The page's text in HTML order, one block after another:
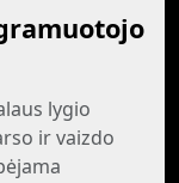
lygio
ir vaizdo